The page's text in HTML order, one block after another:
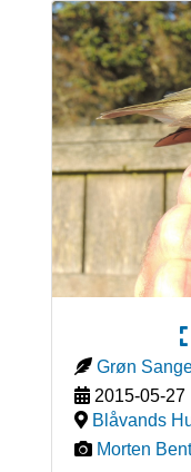
Grøn
2015-05-27
Blåvands
Morten